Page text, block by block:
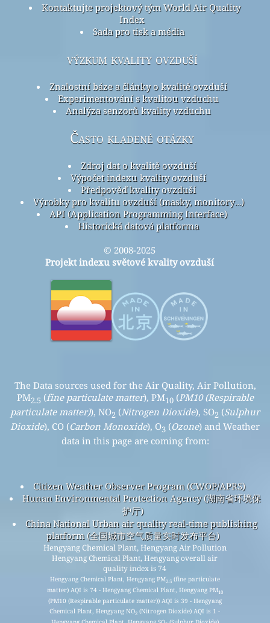
Kontaktujte projektový tým World Air Quality
Index
Sada pro tisk a média
výzkum kvality ovzduší
Znalostní báze a články o kvalitě ovzduší
Experimentování s kvalitou vzduchu
Analýza senzorů kvality vzduchu
Často kladené otázky
Zdroj dat o kvalitě ovzduší
Výpočet indexu kvality ovzduší
Předpověď kvality ovzduší
Výrobky pro kvalitu ovzduší (masky, monitory…)
API (Application Programming Interface)
Historická datová platforma
© 2008-2025
Projekt indexu světové kvality ovzduší
The Data sources used for the Air Quality, Air Pollution,
PM2.5 (fine particulate matter), PM10(PM10 (Respirable
particulate matter)), NO2 (Nitrogen Dioxide), SO2 (Sulphur
Dioxide), CO (Carbon Monoxide), O3 (Ozone) and Weather
data in this page are coming from:
Citizen Weather Observer Program (CWOP/APRS)
Hunan Environmental Protection Agency (湖南省环境保
护厅)
China National Urban air quality real-time publishing
platform (全国城市空气质量实时发布平台)
Hengyang Chemical Plant, Hengyang Air Pollution
Hengyang Chemical Plant, Hengyang overall air
quality index is 74
Hengyang Chemical Plant, Hengyang PM2.5(fine particulate
matter) AQI is 74 - Hengyang Chemical Plant, Hengyang PM10
(PM10 (Respirable particulate matter)) AQI is 39 - Hengyang
Chemical Plant, Hengyang NO2 (Nitrogen Dioxide) AQI is 1 -